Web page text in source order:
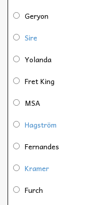
Geryon
Sire
Yolanda
Fret King
MSA
Hagström
Fernandes
Kramer
Furch